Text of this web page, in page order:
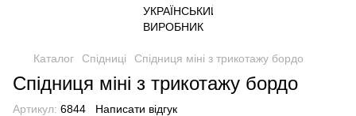
Каталог Спідниці Cпідниця міні з трикотажу бордо
Cпідниця міні з трикотажу бордо
Артикул: 6844 Написати відгук